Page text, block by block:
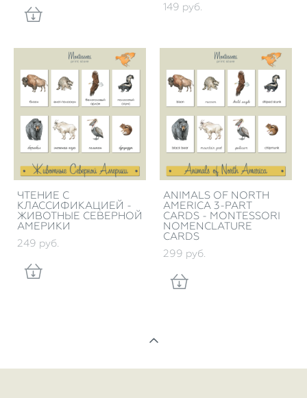
149 pуб.
ЧТЕНИЕ С
КЛАССИФИКАЦИЕЙ -
ЖИВОТНЫЕ СЕВЕРНОЙ
АМЕРИКИ
249 pуб.
ANIMALS OF NORTH
AMERICA 3-PART
CARDS - MONTESSORI
NOMENCLATURE
CARDS
299 pуб.